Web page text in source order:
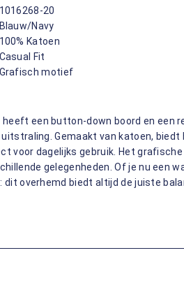
1016268-20
Blauw/Navy
100% Katoen
Casual Fit
Grafisch motief
heeft een button-down boord en een
Gemaakt van katoen, biedt
voor dagelijks gebruik. Het
gelegenheden. Of je nu een
dit overhemd biedt altijd de juiste